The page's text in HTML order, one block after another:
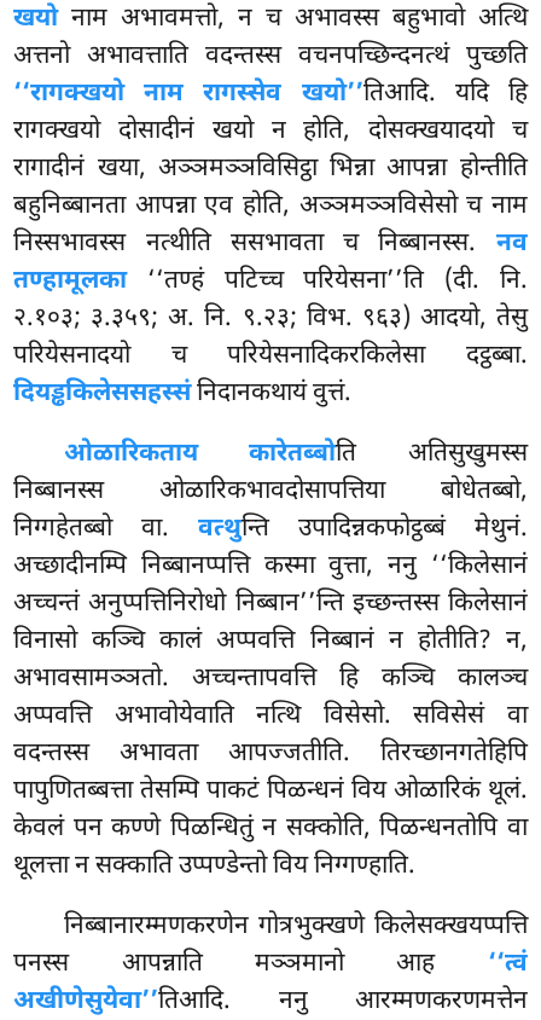
खयोनाम अभावमत्तो, न च अभावस्स बहुभावो अत्थि
अत्तनो अभावत्ताति वदन्तस्स वचनपच्छिन्दनत्थं पुच्छति
‘‘रागक्खयो नाम रागस्सेव खयो’’तिआदि. यदि हि
रागक्खयो दोसादीनं खयो न होति, दोसक्खयादयो च
रागादीनं खया, अञ्ञमञ्ञविसिट्ठा भिन्ना आपन्ना होन्तीति
बहुनिब्बानता आपन्ना एव होति, अञ्ञमञ्ञविसेसो च नाम
निस्सभावस्स नत्थीति ससभावता च निब्बानस्स. नव
तण्हामूलका‘‘तण्हं पटिच्च परियेसना’’ति (दी. नि.
२.१०३; ३.३५९; अ. नि. ९.२३; विभ. ९६३) आदयो, तेसु
परियेसनादयो च परियेसनादिकरकिलेसा दट्ठब्बा.
दियड्ढकिलेससहस्संनिदानकथायं वुत्तं.
ओळारिकताय कारेतब्बोति अतिसुखुमस्स
निब्बानस्स ओळारिकभावदोसापत्तिया बोधेतब्बो,
निग्गहेतब्बो वा. वत्थुन्ति उपादिन्नकफोट्ठब्बं मेथुनं.
अच्छादीनम्पि निब्बानप्पत्ति कस्मा वुत्ता, ननु ‘‘किलेसानं
अच्चन्तं अनुप्पत्तिनिरोधो निब्बान’’न्ति इच्छन्तस्स किलेसानं
विनासो कञ्चि कालं अप्पवत्ति निब्बानं न होतीति? न,
अभावसामञ्ञतो. अच्चन्तापवत्ति हि कञ्चि कालञ्च
अप्पवत्ति अभावोयेवाति नत्थि विसेसो. सविसेसं वा
वदन्तस्स अभावता आपज्जतीति. तिरच्छानगतेहिपि
पापुणितब्बत्ता तेसम्पि पाकटं पिळन्धनं विय ओळारिकं थूलं.
केवलं पन कण्णे पिळन्धितुं न सक्कोति, पिळन्धनतोपि वा
थूलत्ता न सक्काति उप्पण्डेन्तो विय निग्गण्हाति.
निब्बानारम्मणकरणेन गोत्रभुक्खणे किलेसक्खयप्पत्ति
पनस्स आपन्नाति मञ्ञमानो आह ‘‘त्वं
अखीणेसुयेवा’’तिआदि. ननु आरम्मणकरणमत्तेन